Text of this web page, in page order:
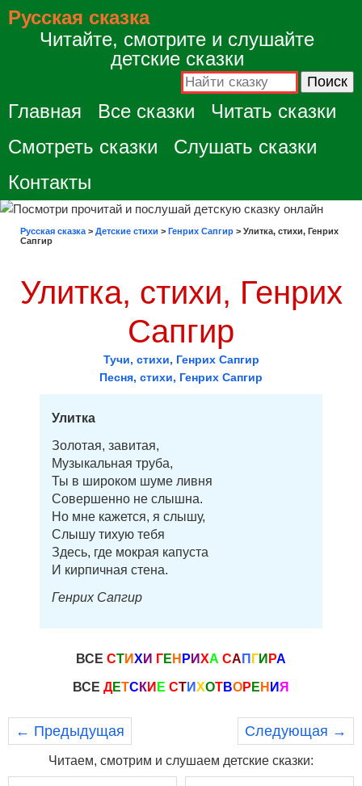
Русская сказка
Читайте, смотрите и слушайте
детские сказки
Главная Все сказки
Читать сказки
Смотреть сказки
Слушать сказки
Контакты
Русская сказка > Детские стихи > Генрих Сапгир > Улитка, стихи, Генрих
Сапгир
Улитка, стихи, Генрих
Сапгир
Тучи, стихи, Генрих Сапгир
Песня, стихи, Генрих Сапгир
Улитка
Золотая, завитая,
Музыкальная труба,
Ты в широком шуме ливня
Совершенно не слышна.
Но мне кажется, я слышу,
Слышу тихую тебя
Здесь, где мокрая капуста
И кирпичная стена.
Генрих Сапгир
ВСЕ СТИХ И ГЕ Н Р ИХА СА П ГИ РА
ВСЕ ДЕТС КИ Е СТИХОТВОР Е Н ИЯ
← Предыдущая Следующая →
Читаем, смотрим и слушаем детские сказки: